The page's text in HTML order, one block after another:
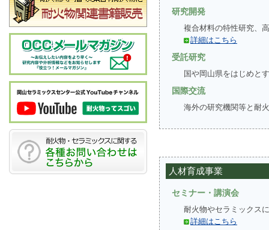
研究開発
複合材料の特性研究、
詳細はこちら
受託研究
国や岡山県をはじめと
国際交流
海外の研究機関等と耐
人材育成事業
セミナー・講演会
耐火物やセラミックス
詳細はこちら